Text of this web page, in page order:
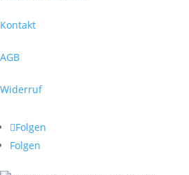
Kontakt
AGB
Widerruf
Folgen
Folgen